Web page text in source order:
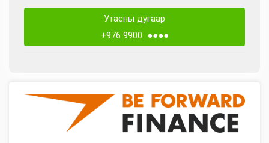
Утасны дугаар
+976 9900 ●●●●